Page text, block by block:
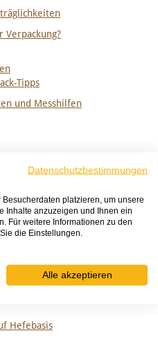
Verpackung?
Tipps
und Messhilfen
Hefebasis
Datenschutzbestimmungen
platzieren, um unsere
Inhalte anzuzeigen und Ihnen ein
Für weitere Informationen zu den
die Einstellungen.
Alle akzeptieren